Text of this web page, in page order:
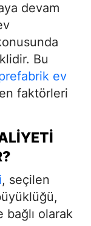
devam
Bu
ev
faktörleri
, seçilen
olarak